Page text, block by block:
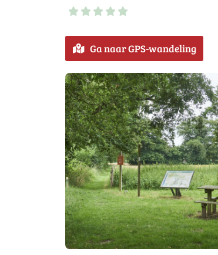
Ga naar GPS-wandeling